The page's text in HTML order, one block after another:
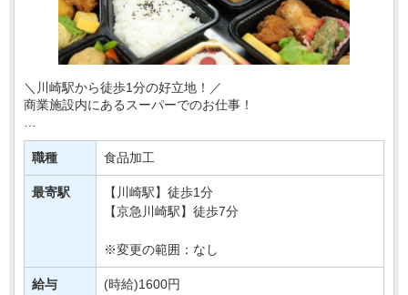
＼川崎駅から徒歩1分の好立地！／
商業施設内にあるスーパーでのお仕事！
あなたには、
スーパーの惣菜部門でご活躍いただきます！
お惣菜の調理やパック詰めなど♪
「コツコツ作業が得意！」⇒そんな方へお・・・
職種 食品加工
最寄駅
【川崎駅】徒歩1分
【京急川崎駅】徒歩7分
※変更の範囲：なし
給与
(時給)1600円